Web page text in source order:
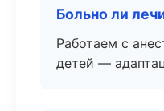
Больно ли
Работаем с
детей —